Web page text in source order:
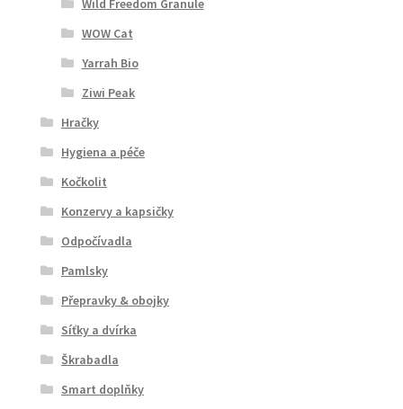
Wild Freedom Granule
WOW Cat
Yarrah Bio
Ziwi Peak
Hračky
Hygiena a péče
Kočkolit
Konzervy a kapsičky
Odpočívadla
Pamlsky
Přepravky & obojky
Síťky a dvírka
Škrabadla
Smart doplňky